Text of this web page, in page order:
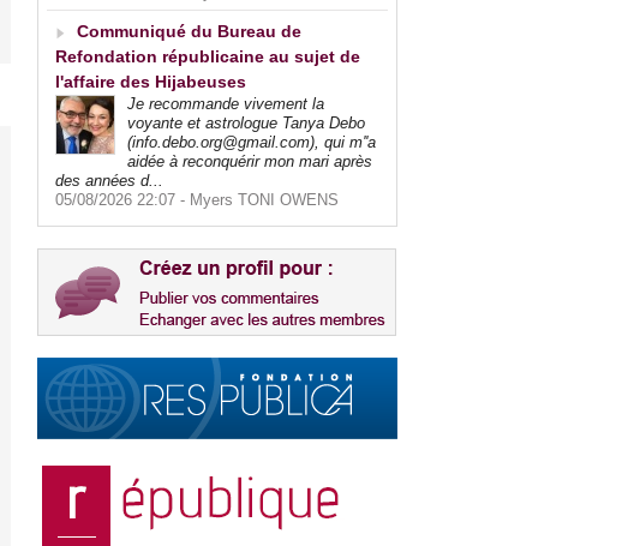
Communiqué du Bureau de
Refondation républicaine au sujet de
l'affaire des Hijabeuses
Je recommande vivement la
voyante et astrologue Tanya Debo
(info.debo.org@gmail.com), qui m''a
aidée à reconquérir mon mari après
des années d...
05/08/2026 22:07 - Myers TONI OWENS